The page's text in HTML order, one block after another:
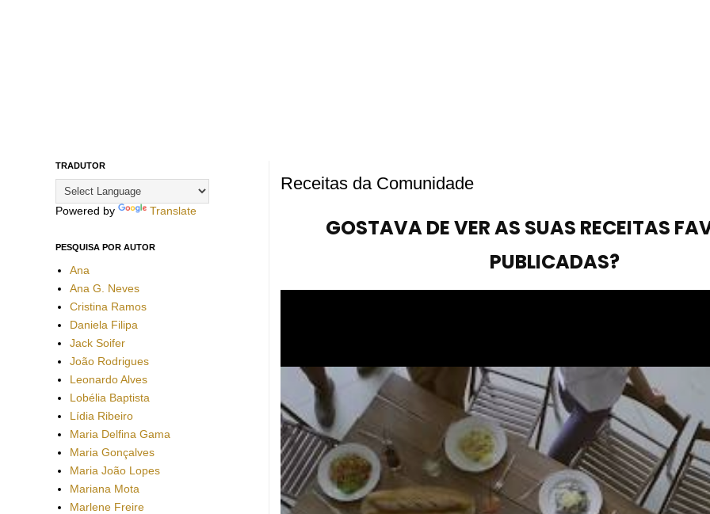
Receitas da Comunidade
GOSTAVA DE VER AS SUAS RECEITAS
PUBLICADAS?
TRADUTOR
Powered by Translate
PESQUISA POR AUTOR
Ana
Ana G. Neves
Cristina Ramos
Daniela Filipa
Jack Soifer
João Rodrigues
Leonardo Alves
Lobélia Baptista
Lídia Ribeiro
Maria Delfina Gama
Maria Gonçalves
Maria João Lopes
Mariana Mota
Marlene Freire